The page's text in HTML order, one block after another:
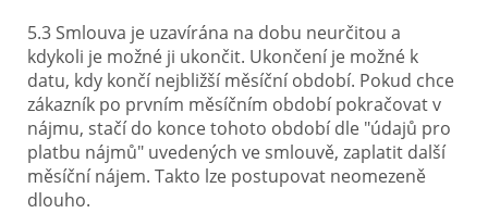
5.3 Smlouva je uzavírána na dobu neurčitou a
kdykoli je možné ji ukončit. Ukončení je možné k
datu, kdy končí nejbližší měsíční období. Pokud chce
zákazník po prvním měsíčním období pokračovat v
nájmu, stačí do konce tohoto období dle "údajů pro
platbu nájmů" uvedených ve smlouvě, zaplatit další
měsíční nájem. Takto lze postupovat neomezeně
dlouho.